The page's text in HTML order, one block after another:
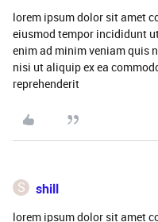
lorem ipsum dolor sit amet
eiusmod tempor incididunt
enim ad minim veniam quis
nisi ut aliquip ex ea
reprehenderit
S shill
lorem ipsum dolor sit amet